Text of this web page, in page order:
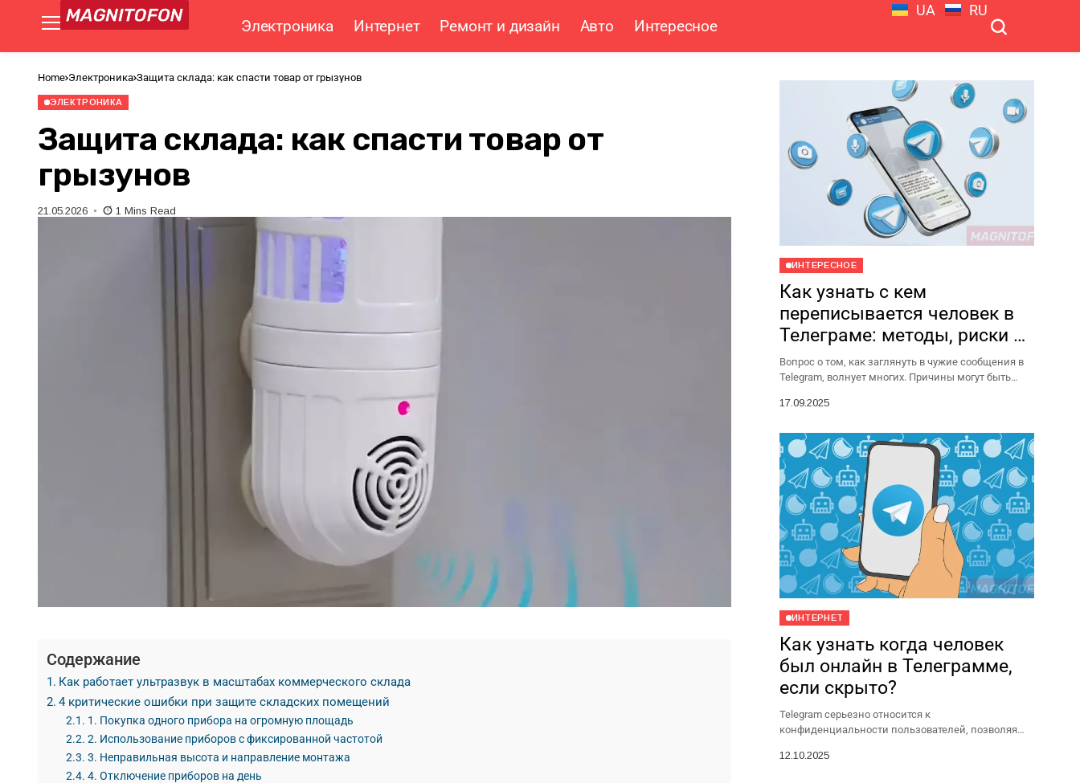
Электроника Интернет Ремонт и дизайн Авто Интересное
UA RU
Home Электроника Защита склада: как спасти товар от грызунов
ЭЛЕКТРОНИКА
Защита склада: как спасти товар от
грызунов
21.05.2026 1 Mins Read
Содержание
Как работает ультразвук в масштабах коммерческого склада
4 критические ошибки при защите складских помещений
1. Покупка одного прибора на огромную площадь
2. Использование приборов с фиксированной частотой
3. Неправильная высота и направление монтажа
4. Отключение приборов на день
ИНТЕРЕСНОЕ
Как узнать с кем
переписывается человек в
Телеграме: методы, риски и
почему это плохая идея
Вопрос о том, как заглянуть в чужие сообщения в
Telegram, волнует многих. Причины могут быть
подозрения в нечестности....
17.09.2025
ИНТЕРНЕТ
Как узнать когда человек
был онлайн в Телеграмме,
если скрыто?
Telegram серьезно относится к
конфиденциальности пользователей, позволяя
статуса. Если человек скрыл время последней
12.10.2025